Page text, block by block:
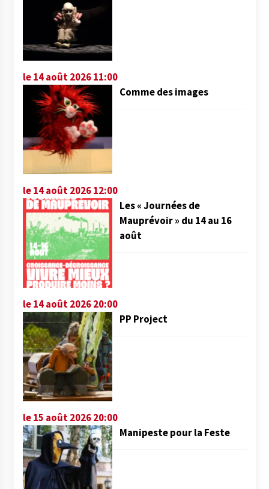
le 14 août 2026 11:00
Comme des images
le 14 août 2026 12:00
Les « Journées de
Mauprévoir » du 14 au 16
août
le 14 août 2026 20:00
PP Project
le 15 août 2026 20:00
Manipeste pour la Feste